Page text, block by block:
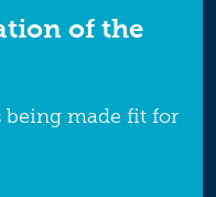
of the
made fit for